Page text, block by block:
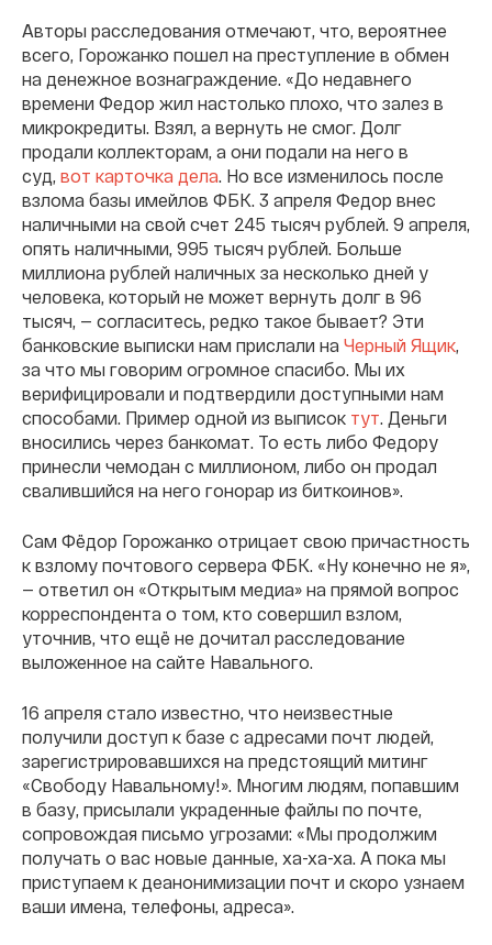
Авторы расследования отмечают, что, вероятнее
всего, Горожанко пошел на преступление в обмен
на денежное вознаграждение. «До недавнего
времени Федор жил настолько плохо, что залез в
микрокредиты. Взял, а вернуть не смог. Долг
продали коллекторам, а они подали на него в
суд, вот карточка дела. Но все изменилось после
взлома базы имейлов ФБК. 3 апреля Федор внес
наличными на свой счет 245 тысяч рублей. 9 апреля,
опять наличными, 995 тысяч рублей. Больше
миллиона рублей наличных за несколько дней у
человека, который не может вернуть долг в 96
тысяч, — согласитесь, редко такое бывает? Эти
банковские выписки нам прислали на Черный Ящик,
за что мы говорим огромное спасибо. Мы их
верифицировали и подтвердили доступными нам
способами. Пример одной из выписок тут. Деньги
вносились через банкомат. То есть либо Федору
принесли чемодан с миллионом, либо он продал
свалившийся на него гонорар из биткоинов».
Сам Фёдор Горожанко отрицает свою причастность
к взлому почтового сервера ФБК. «Ну конечно не я»,
— ответил он «Открытым медиа» на прямой вопрос
корреспондента о том, кто совершил взлом,
уточнив, что ещё не дочитал расследование
выложенное на сайте Навального.
16 апреля стало известно, что неизвестные
получили доступ к базе с адресами почт людей,
зарегистрировавшихся на предстоящий митинг
«Свободу Навальному!». Многим людям, попавшим
в базу, присылали украденные файлы по почте,
сопровождая письмо угрозами: «Мы продолжим
получать о вас новые данные, ха-ха-ха. А пока мы
приступаем к деанонимизации почт и скоро узнаем
ваши имена, телефоны, адреса».